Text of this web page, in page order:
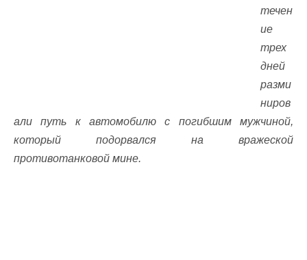
течен
ие
трех
дней
разми
ниров
али путь к автомобилю с погибшим мужчиной,
который подорвался на вражеской
противотанковой мине.